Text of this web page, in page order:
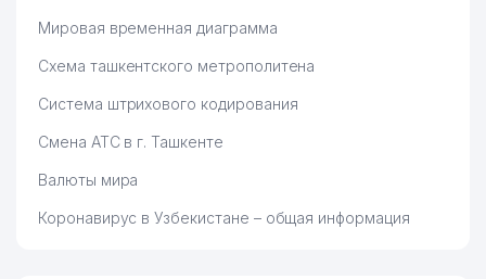
Мировая временная диаграмма
Схема ташкентского метрополитена
Система штрихового кодирования
Смена АТС в г. Ташкенте
Валюты мира
Коронавирус в Узбекистане – общая информация